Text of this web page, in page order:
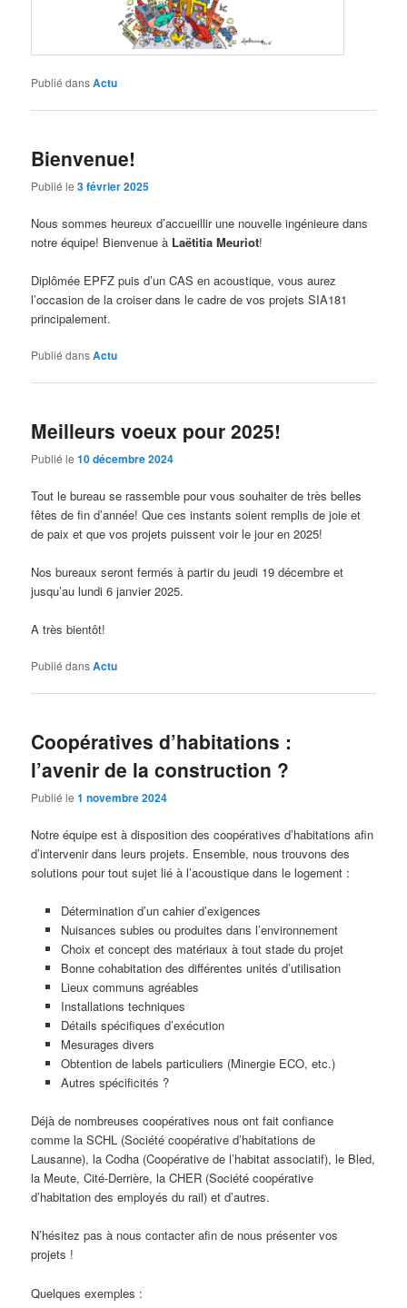
Publié dansActu
Bienvenue!
Publié le3 février 2025
Nous sommes heureux d’accueillir une nouvelle ingénieure dans
notre équipe! Bienvenue à Laëtitia Meuriot!
Diplômée EPFZ puis d’un CAS en acoustique, vous aurez
l’occasion de la croiser dans le cadre de vos projets SIA181
principalement.
Publié dansActu
Meilleurs voeux pour 2025!
Publié le10 décembre 2024
Tout le bureau se rassemble pour vous souhaiter de très belles
fêtes de fin d’année! Que ces instants soient remplis de joie et
de paix et que vos projets puissent voir le jour en 2025!
Nos bureaux seront fermés à partir du jeudi 19 décembre et
jusqu’au lundi 6 janvier 2025.
A très bientôt!
Publié dansActu
Coopératives d’habitations :
l’avenir de la construction ?
Publié le1 novembre 2024
Notre équipe est à disposition des coopératives d’habitations afin
d’intervenir dans leurs projets. Ensemble, nous trouvons des
solutions pour tout sujet lié à l’acoustique dans le logement :
Détermination d’un cahier d’exigences
Nuisances subies ou produites dans l’environnement
Choix et concept des matériaux à tout stade du projet
Bonne cohabitation des différentes unités d’utilisation
Lieux communs agréables
Installations techniques
Détails spécifiques d’exécution
Mesurages divers
Obtention de labels particuliers (Minergie ECO, etc.)
Autres spécificités ?
Déjà de nombreuses coopératives nous ont fait confiance
comme la SCHL (Société coopérative d’habitations de
Lausanne), la Codha (Coopérative de l’habitat associatif), le Bled,
la Meute, Cité-Derrière, la CHER (Société coopérative
d’habitation des employés du rail) et d’autres.
N’hésitez pas à nous contacter afin de nous présenter vos
projets !
Quelques exemples :